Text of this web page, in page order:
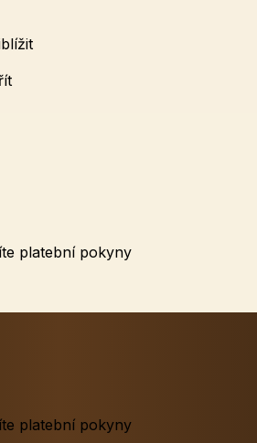
platební pokyny
platební pokyny